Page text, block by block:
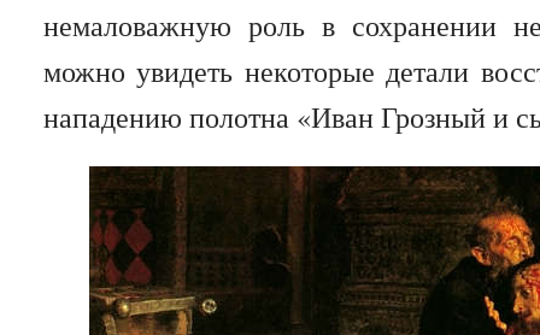
немаловажную роль в сохранении
можно увидеть некоторые детали
нападению полотна «Иван Грозный и